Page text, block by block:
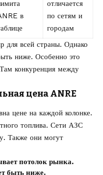
в
отличается
по сетям и
городам
для всей страны. Однако
ниже. Особенно это
конкуренция между
цена ANRE
цене на каждой колонке.
топлива. Сети АЗС
Также они могут
потолок рынка.
быть ниже.